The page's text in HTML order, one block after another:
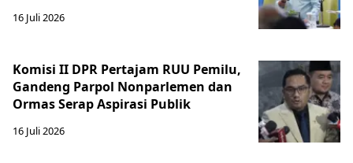
16 Juli 2026
Komisi II DPR Pertajam RUU Pemilu,
Gandeng Parpol Nonparlemen dan
Ormas Serap Aspirasi Publik
16 Juli 2026